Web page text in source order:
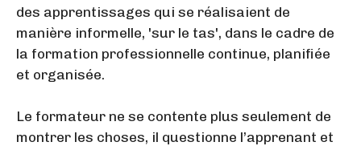
des apprentissages qui se réalisaient de
manière informelle, 'sur le tas', dans le cadre de
la formation professionnelle continue, planifiée
et organisée.
Le formateur ne se contente plus seulement de
montrer les choses, il questionne l’apprenant et